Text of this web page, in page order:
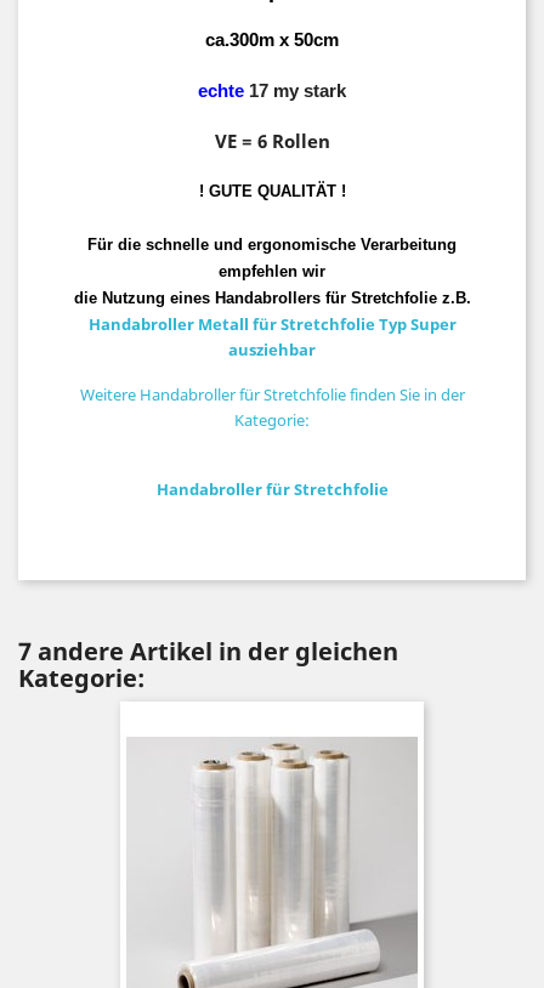
ca.300m x 50cm
echte 17 my stark
VE = 6 Rollen
! GUTE QUALITÄT !
Für die schnelle und ergonomische Verarbeitung
empfehlen wir
die Nutzung eines Handabrollers für Stretchfolie z.B.
Handabroller Metall für Stretchfolie Typ Super
ausziehbar
Weitere Handabroller für Stretchfolie finden Sie in der
Kategorie:
Handabroller für Stretchfolie
7 andere Artikel in der gleichen
Kategorie: